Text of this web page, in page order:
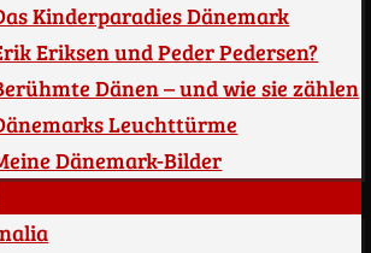
Kinderparadies Dänemark
Eriksen und Peder Pedersen?
Dänen – und wie sie zählen
Leuchttürme
Dänemark-Bilder